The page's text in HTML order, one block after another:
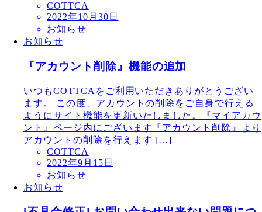
COTTCA
2022年10月30日
お知らせ
お知らせ
『アカウント削除』機能の追加
いつもCOTTCAをご利用いただきありがとうござい
ます。 この度、アカウントの削除をご自身で行える
ようにサイト機能を更新いたしました。『マイアカウ
ント』ページ内にございます『アカウント削除』より
アカウントの削除を行えます […]
COTTCA
2022年9月15日
お知らせ
お知らせ